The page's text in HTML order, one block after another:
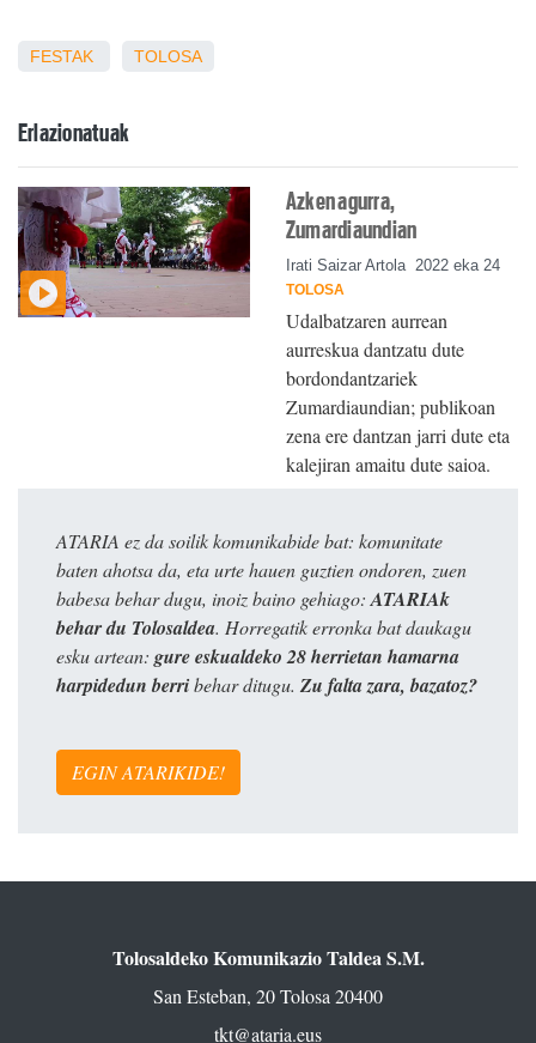
FESTAK TOLOSA
Erlazionatuak
Azken agurra,
Zumardiaundian
Irati Saizar Artola 2022 eka 24
TOLOSA
Udalbatzaren aurrean
aurreskua dantzatu dute
bordondantzariek
Zumardiaundian; publikoan
zena ere dantzan jarri dute eta
kalejiran amaitu dute saioa.
ATARIA ez da soilik komunikabide bat: komunitate
baten ahotsa da, eta urte hauen guztien ondoren, zuen
babesa behar dugu, inoiz baino gehiago: ATARIAk
behar du Tolosaldea. Horregatik erronka bat daukagu
esku artean: gure eskualdeko 28 herrietan hamarna
harpidedun berribehar ditugu. Zu falta zara, bazatoz?
EGIN ATARIKIDE!
Tolosaldeko Komunikazio Taldea S.M.
San Esteban, 20 Tolosa 20400
tkt@ataria.eus